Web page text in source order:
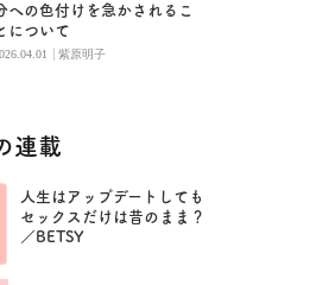
への色付けを急かされるこ
について
| 紫原明子
連載
人生はアップデートしても
セックスだけは昔のまま？
／BETSY